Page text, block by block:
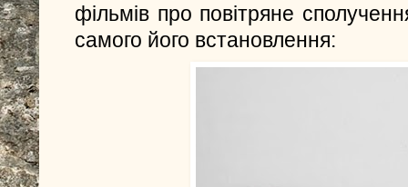
фільмів про повітряне
самого його встановлення: